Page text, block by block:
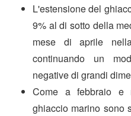
L'estensione del
9% al di sotto della
mese di aprile
continuando un
negative di grandi
Come a febbraio e
ghiaccio marino sono